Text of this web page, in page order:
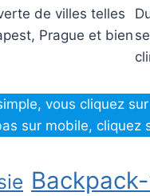
de villes telles
Prague et bien
vous cliquez
sur mobile, cliquez